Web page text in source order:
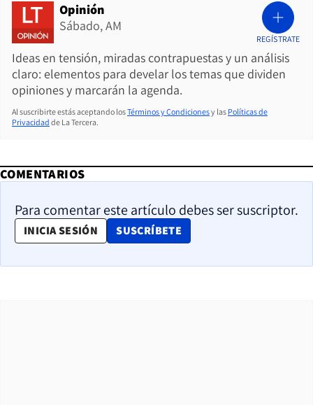
Opinión
Sábado, AM
Ideas en tensión, miradas contrapuestas y un análisis
claro: elementos para develar los temas que dividen
opiniones y marcarán la agenda.
REGÍSTRATE
Al suscribirte estás aceptando losTérminos y Condicionesy las Políticas de
Privacidad de La Tercera.
COMENTARIOS
Para comentar este artículo debes ser suscriptor.
INICIA SESIÓN SUSCRÍBETE
OPENS IN NEW WINDOW